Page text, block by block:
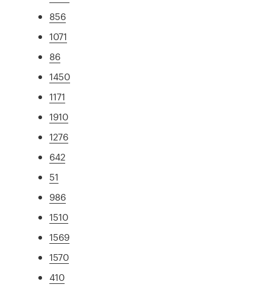
856
1071
86
1450
1171
1910
1276
642
51
986
1510
1569
1570
410